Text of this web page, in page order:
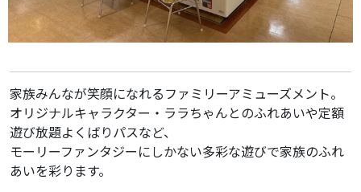
家族みんなが笑顔になれるファミリーアミューズメント。
オリジナルキャラクター・ララちゃんとのふれあいや定額
遊び放題よくばりパスなど、
モーリーファンタジーにしかない多彩な遊びで家族のふれ
あいを彩ります。